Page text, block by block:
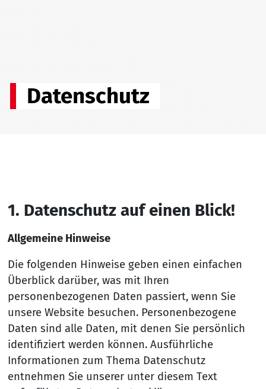
Datenschutz
1. Da­ten­schutz auf ei­nen Blick!
Allgemeine Hinweise
Die folgenden Hinweise geben einen einfachen
Überblick darüber, was mit Ihren
personenbezogenen Daten passiert, wenn Sie
unsere Website besuchen. Personenbezogene
Daten sind alle Daten, mit denen Sie persönlich
identifiziert werden können. Ausführliche
Informationen zum Thema Datenschutz
entnehmen Sie unserer unter diesem Text